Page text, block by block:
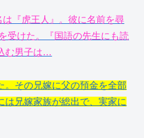
は『虎王人』。彼に名前を尋
受けた。『国語の先生にも読
む男子は…
。その兄嫁に父の預金を全部
は兄嫁家族が総出で、実家に